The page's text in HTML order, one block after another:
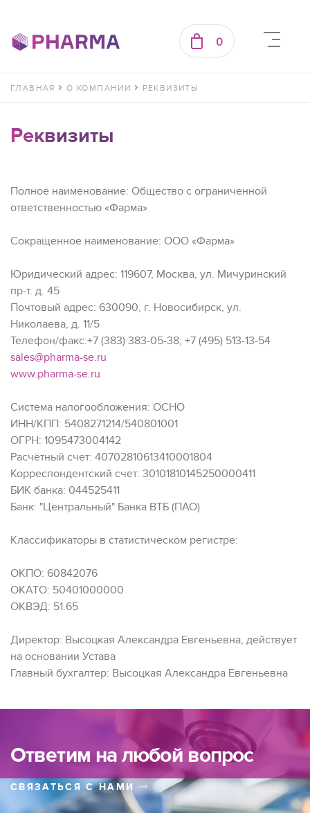
0
ГЛАВНАЯ О КОМПАНИИ РЕКВИЗИТЫ
Реквизиты
Полное наименование: Общество с ограниченной
ответственностью «Фарма»
Сокращенное наименование: ООО «Фарма»
Юридический адрес: 119607, Москва, ул. Мичуринский
пр-т. д. 45
Почтовый адрес: 630090, г. Новосибирск, ул.
Николаева, д. 11/5
Телефон/факс:+7 (383) 383-05-38; +7 (495) 513-13-54
sales@pharma-se.ru
www.pharma-se.ru
Система налогообложения: ОСНО
ИНН/КПП: 5408271214/540801001
ОГРН: 1095473004142
Расчётный счет: 40702810613410001804
Корреспондентский счет: 30101810145250000411
БИК банка: 044525411
Банк: "Центральный" Банка ВТБ (ПАО)
Классификаторы в статистическом регистре:
ОКПО: 60842076
ОКАТО: 50401000000
ОКВЭД: 51.65
Директор: Высоцкая Александра Евгеньевна, действует
на основании Устава
Главный бухгалтер: Высоцкая Александра Евгеньевна
Ответим на любой вопрос
СВЯЗАТЬСЯ С НАМИ